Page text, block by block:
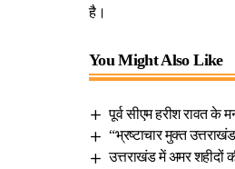
है।
You Might Also Like
पूर्व सीएम हरीश रावत के
“भ्रष्टाचार मुक्त
उत्तराखंड में अमर शहीदों